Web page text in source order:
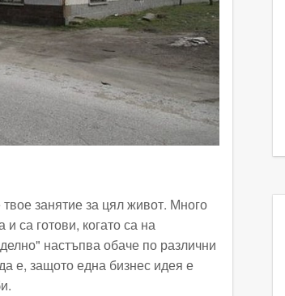
занятие за цял живот. Много
са готови, когато са на
настъпва обаче по различни
е, защото една бизнес идея е